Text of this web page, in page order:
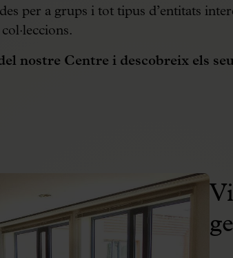
per a grups i tot tipus d’entitats
nostre Centre i descobreix els